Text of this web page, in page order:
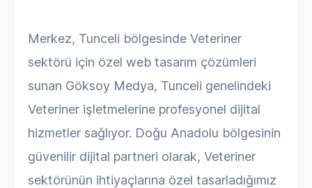
Merkez, Tunceli bölgesinde Veteriner
sektörü için özel web tasarım çözümleri
sunan Göksoy Medya, Tunceli genelindeki
Veteriner işletmelerine profesyonel dijital
hizmetler sağlıyor. Doğu Anadolu bölgesinin
güvenilir dijital partneri olarak, Veteriner
sektörünün ihtiyaçlarına özel tasarladığımız